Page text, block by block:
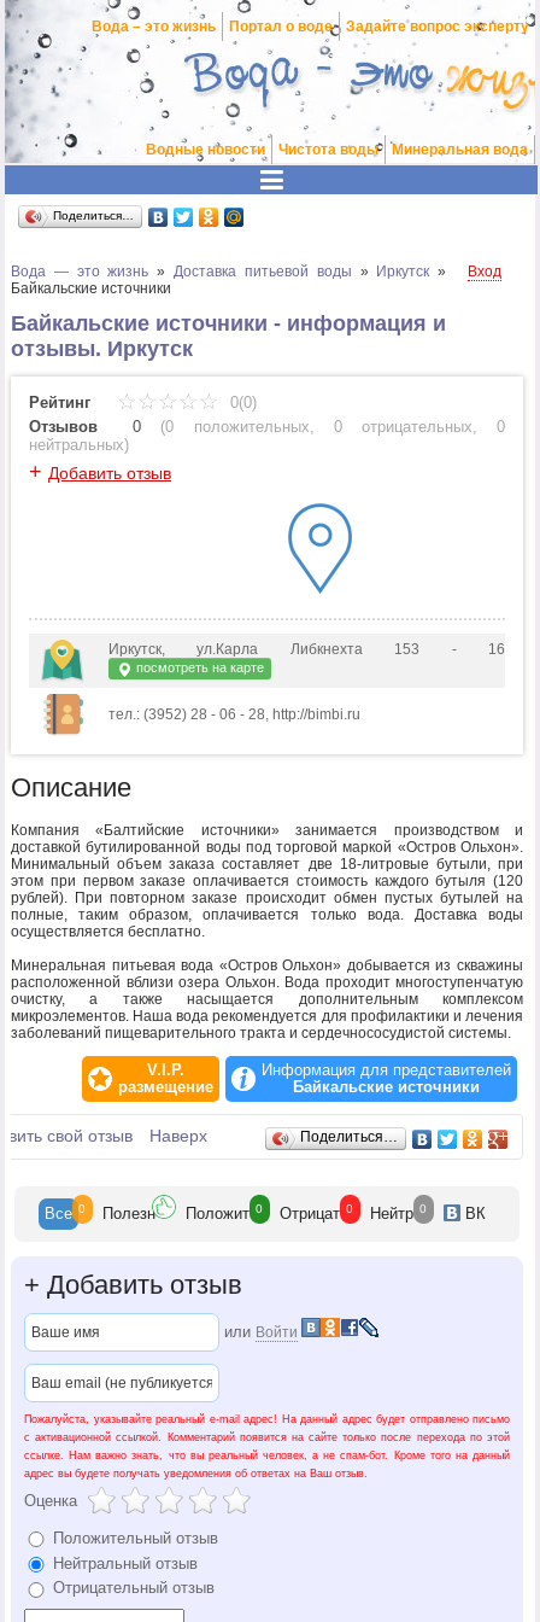
Вода – это жизнь Портал о воде Задайте вопрос эксперту
Водные новости Чистота воды Минеральная вода
Поделиться…
Вода — это жизнь »Доставка питьевой воды » Иркутск »
Байкальские источники
Вход
Байкальские источники - информация и
отзывы. Иркутск
Рейтинг
0(0)
Отзывов
0 (0 положительных, 0 отрицательных,0
нейтральных)
+ Добавить отзыв
Иркутск, ул.Карла Либкнехта 153 - 16
посмотреть на карте
тел.: (3952) 28 - 06 - 28, http://bimbi.ru
Описание
Компания «Балтийские источники» занимается производством и
доставкой бутилированной воды под торговой маркой «Остров Ольхон».
Минимальный объем заказа составляет две 18-литровые бутыли, при
этом при первом заказе оплачивается стоимость каждого бутыля (120
рублей). При повторном заказе происходит обмен пустых бутылей на
полные, таким образом, оплачивается только вода. Доставка воды
осуществляется бесплатно.
Минеральная питьевая вода «Остров Ольхон» добывается из скважины
расположенной вблизи озера Ольхон. Вода проходит многоступенчатую
очистку, а также насыщается дополнительным комплексом
микроэлементов. Наша вода рекомендуется для профилактики и лечения
заболеваний пищеварительного тракта и сердечнососудистой системы.
V.I.P.
размещение
Информация для представителей
Байкальские источники
Отзывы
свой отзыв Наверх Поделиться…
Все 0 Полезн Положит 0 Отрицат 0 Нейтр 0 ВК
+ Добавить отзыв
или Войти
Пожалуйста, указывайте реальный e-mail адрес! На данный адрес будет отправлено письмо
с активационной ссылкой. Комментарий появится на сайте только после перехода по этой
ссылке. Нам важно знать, что вы реальный человек, а не спам-бот. Кроме того на данный
адрес вы будете получать уведомления об ответах на Ваш отзыв.
Оценка
Положительный отзыв
Нейтральный отзыв
Отрицательный отзыв